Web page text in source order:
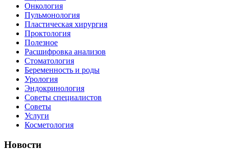
Онкология
Пульмонология
Пластическая хирургия
Проктология
Полезное
Расшифровка анализов
Стоматология
Беременность и роды
Урология
Эндокринология
Советы специалистов
Советы
Услуги
Косметология
Новости